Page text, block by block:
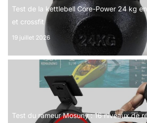
Test de la kettlebell Core-Power 24 kg
et crossfit
19 juillet 2026
Test du rameur Mosuny : 16 niveaux de